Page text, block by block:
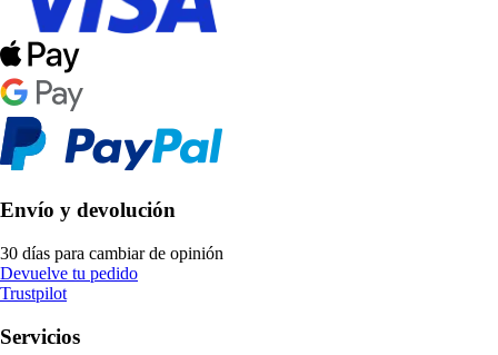
Envío y devolución
30 días para cambiar de opinión
Devuelve tu pedido
Trustpilot
Servicios